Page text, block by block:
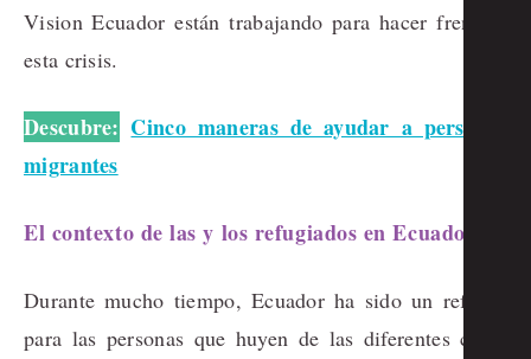
Vision Ecuador están trabajando para hacer frente a
esta crisis.
Descubre: Cinco maneras de ayudar a personas
migrantes
El contexto de las y los refugiados en Ecuador
Durante mucho tiempo, Ecuador ha sido un refugio
para las personas que huyen de las diferentes crisis